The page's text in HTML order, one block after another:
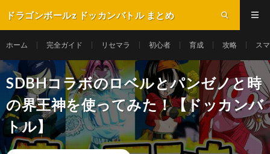
ドラゴンボールz ドッカンバトル まとめ
ホーム 完全ガイド リセマラ 初心者 育成 攻略 ス
SDBHコラボのロベルとパンゼノと時
の界王神を使ってみた！【ドッカンバ
トル】